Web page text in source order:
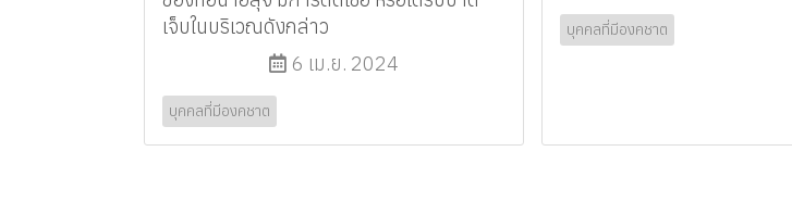
เจ็บในบริเวณดังกล่าว
6 เม.ย. 2024
บุคคลที่มีองคชาต
บุคคลที่มีองคชาต